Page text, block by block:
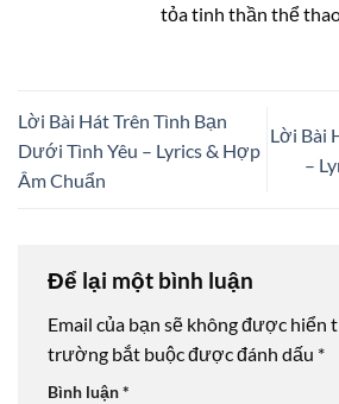
tỏa tinh thần thể
Lời Bài Hát Trên Tình Bạn
Dưới Tình Yêu – Lyrics & Hợp
Âm Chuẩn
Lời Bài
–
Để lại một bình luận
Email của bạn sẽ không được hiển
trường bắt buộc được đánh dấu *
Bình luận*